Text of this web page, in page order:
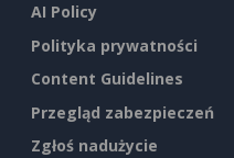
AI Policy
Polityka prywatności
Content Guidelines
Przegląd zabezpieczeń
Zgłoś nadużycie